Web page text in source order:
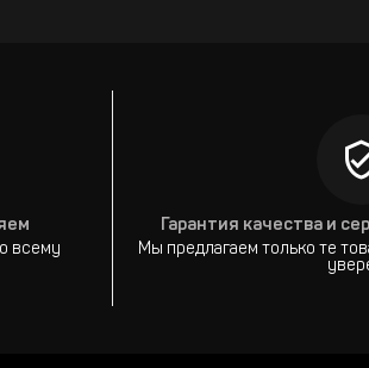
всему
Гарантия качества и
Мы предлагаем только те